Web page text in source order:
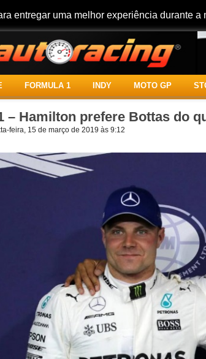
entregar uma melhor experiência durante a
FORMULA 1 INDY MOTO GP
– Hamilton prefere Bottas do
feira, 15 de março de 2019 às 9:12